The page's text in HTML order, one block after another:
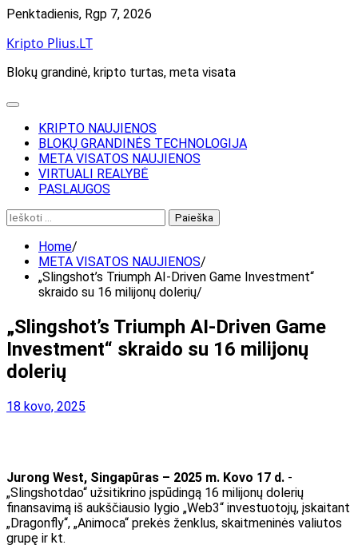
Skip
content
Penktadienis, Rgp 7, 2026
Kripto Plius.LT
Blokų grandinė, kripto turtas, meta visata
KRIPTO NAUJIENOS
BLOKŲ GRANDINĖS TECHNOLOGIJA
META VISATOS NAUJIENOS
VIRTUALI REALYBĖ
PASLAUGOS
Ieškoti:
Home
META VISATOS NAUJIENOS
„Slingshot’s Triumph AI-Driven Game Investment“
skraido su 16 milijonų dolerių
„Slingshot’s Triumph AI-Driven Game
Investment“ skraido su 16 milijonų
dolerių
18 kovo, 2025
Jurong West, Singapūras – 2025 m. Kovo 17 d. -
„Slingshotdao“ užsitikrino įspūdingą 16 milijonų dolerių
finansavimą iš aukščiausio lygio „Web3“ investuotojų, įskaitant
„Dragonfly“, „Animoca“ prekės ženklus, skaitmeninės valiutos
grupę ir kt.